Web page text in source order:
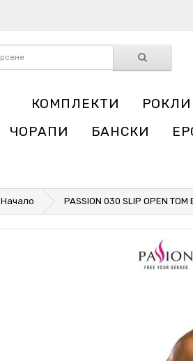
КОМПЛЕКТИ
ЧОРАПИ
БАНСКИ
Начало PASSION 030 SLIP OPEN TOM